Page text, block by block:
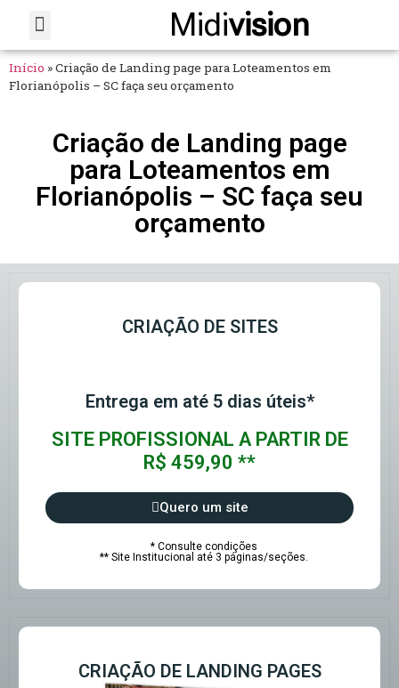
Midivision
Início »Criação de Landing page para Loteamentos em
Florianópolis – SC faça seu orçamento
Criação de Landing page
para Loteamentos em
Florianópolis – SC faça seu
orçamento
CRIAÇÃO DE SITES
Entrega em até 5 dias úteis*
SITE PROFISSIONAL A PARTIR DE
R$ 459,90 **
Quero um site
* Consulte condições
** Site Institucional até 3 páginas/seções.
CRIAÇÃO DE LANDING PAGES